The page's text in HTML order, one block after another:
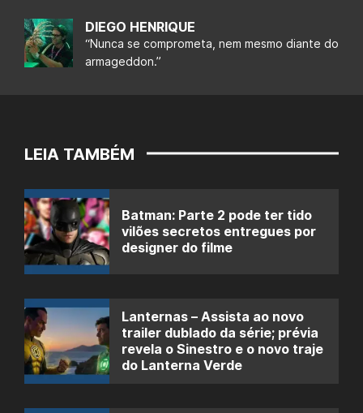
DIEGO HENRIQUE
“Nunca se comprometa, nem mesmo diante do
armageddon.”
LEIA TAMBÉM
Batman: Parte 2 pode ter tido
vilões secretos entregues por
designer do filme
Lanternas – Assista ao novo
trailer dublado da série; prévia
revela o Sinestro e o novo traje
do Lanterna Verde